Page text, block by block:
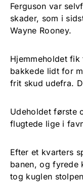
Ferguson var
skader, som i
Wayne Rooney.
Hjemmeholdet
bakkede lidt for
frit skud udefra.
Udeholdet første
flugtede lige i
Efter et kvarters
banen, og fyrede
tog kuglen